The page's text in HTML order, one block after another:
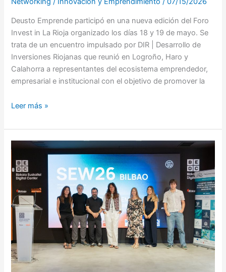
Deusto Emprende participó en una nueva edición del Foro
Invest in La Rioja organizado los días 18 y 19 de mayo. Se
trata de un encuentro impulsado por DIR | Desarrollo de
Inversiones Riojanas que reunió en Logroño, Haro y
Calahorra a representantes del ecosistema emprendedor,
empresarial e institucional con el objetivo de promover la
Leer más »
Startup
Europe
Week
Bilbao
2026:
colaboración
innovación
para
el
futuro